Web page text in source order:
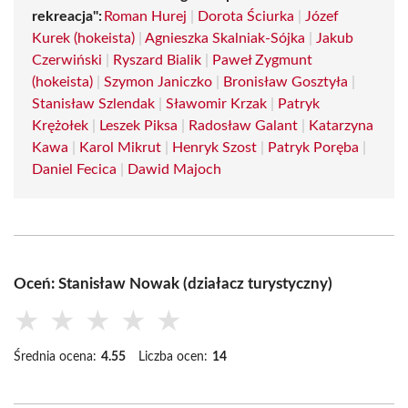
rekreacja": Roman Hurej Dorota Ściurka
Józef
Kurek (hokeista)
Agnieszka Skalniak-Sójka
Jakub
Czerwiński
Ryszard Bialik
Paweł Zygmunt
(hokeista)
Szymon Janiczko Bronisław Gosztyła
Stanisław Szlendak
Sławomir Krzak
Patryk
Krężołek
Leszek Piksa Radosław Galant
Katarzyna
Kawa
Karol Mikrut Henryk Szost Patryk Poręba
Daniel Fecica
Dawid Majoch
Oceń: Stanisław Nowak (działacz turystyczny)
★ ★ ★ ★ ★
Średnia ocena: 4.55 Liczba ocen: 14